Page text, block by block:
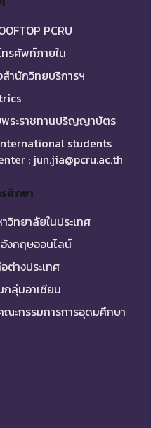
PCRU
รศัพท์ภายใน
ำนักวิทยบริการฯ
ระราชทานปริญญาบัตร
students
: jun.jia@pcru.ac.th
ศึกษา
วิทยาลัยในประเทศ
งกฤษออนไลน์
ต่างประเทศ
ลุ่มอาเซียน
ณะกรรมการการอุดมศึกษา